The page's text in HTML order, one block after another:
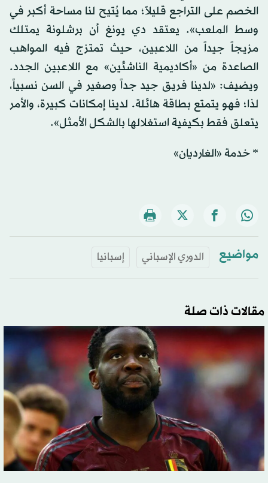
الخصم على التراجع قليلاً؛ مما يُتيح لنا مساحة أكبر في
وسط الملعب». يعتقد دي يونغ أن برشلونة يمتلك
مزيجاً جيداً من اللاعبين، حيث تمتزج فيه المواهب
الصاعدة من «أكاديمية الناشئين» مع اللاعبين الجدد.
ويضيف: «لدينا فريق جيد جداً وصغير في السن نسبياً،
لذا؛ فهو يتمتع بطاقة هائلة. لدينا إمكانات كبيرة، والأمر
يتعلق فقط بكيفية استغلالها بالشكل الأمثل».
* خدمة «الغارديان»
مواضيع الدوري الإسباني إسبانيا
مقالات ذات صلة